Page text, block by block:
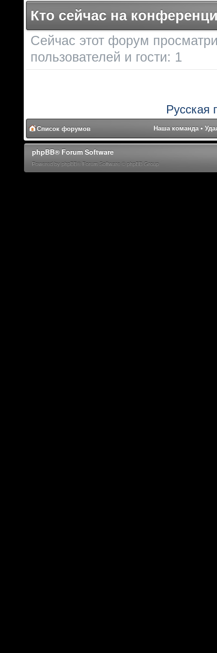
Кто сейчас на
Сейчас этот форум
пользователей и гости: 1
Русская
Список форумов Наша команда •
phpBB® Forum Software
Powered by phpBB® Forum Software © phpBB Group